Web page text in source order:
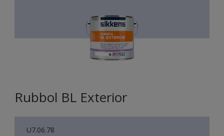
Rubbol BL Exterior
U7.06.78